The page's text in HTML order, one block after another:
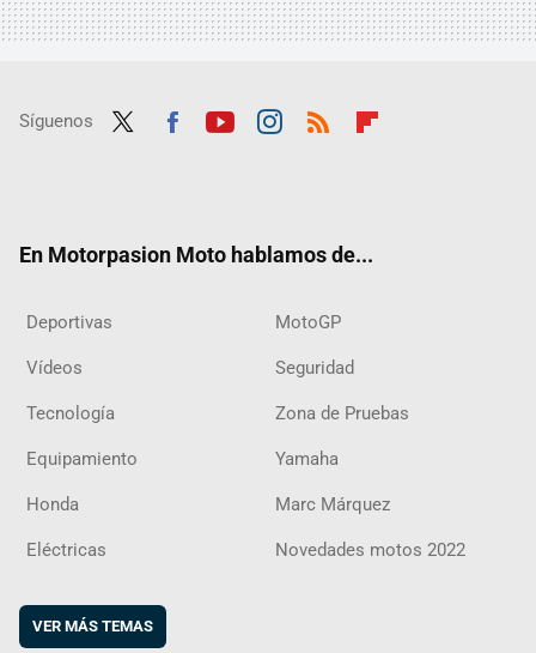
Síguenos
En Motorpasion Moto hablamos de...
Deportivas MotoGP
Vídeos Seguridad
Tecnología Zona de Pruebas
Equipamiento Yamaha
Honda Marc Márquez
Eléctricas Novedades motos 2022
VER MÁS TEMAS